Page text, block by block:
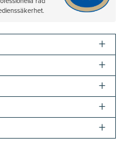
+
+
+
+
+